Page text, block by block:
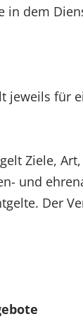
in dem
jeweils für
Ziele,
und
Der